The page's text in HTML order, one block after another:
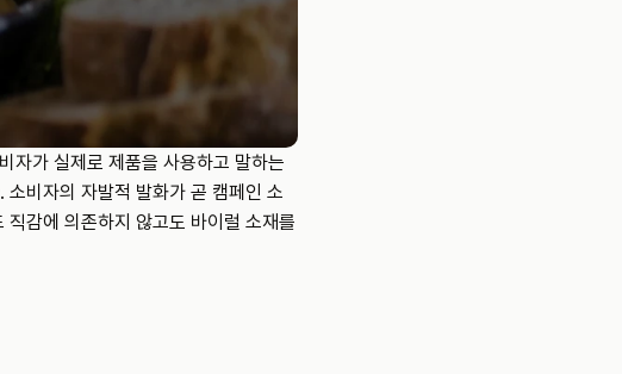
자가 실제로 제품을 사용하고 말하는
비자의 자발적 발화가 곧 캠페인 소
감에 의존하지 않고도 바이럴 소재를